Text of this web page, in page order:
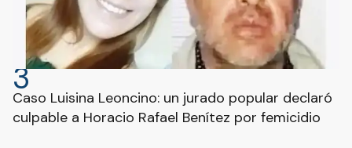
3
Caso Luisina Leoncino: un jurado popular declaró
culpable a Horacio Rafael Benítez por femicidio